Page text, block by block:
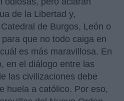
de la Libertad y,
de Burgos, León o
que no todo caiga en
es más maravillosa. En
en el diálogo entre las
las civilizaciones debe
huela a católico. Por eso,